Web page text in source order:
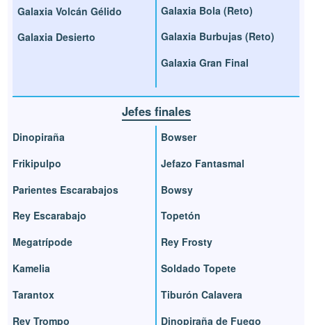
Galaxia Volcán Gélido
Galaxia Desierto
Galaxia Bola (Reto)
Galaxia Burbujas (Reto)
Galaxia Gran Final
Jefes finales
Dinopiraña
Frikipulpo
Parientes Escarabajos
Rey Escarabajo
Megatrípode
Kamelia
Tarantox
Rey Trompo
Bowser
Jefazo Fantasmal
Bowsy
Topetón
Rey Frosty
Soldado Topete
Tiburón Calavera
Dinopiraña de Fuego